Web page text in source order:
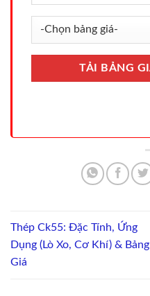
Thép Ck55: Đặc Tính, Ứng
Dụng (Lò Xo, Cơ Khí) & Bảng
Giá